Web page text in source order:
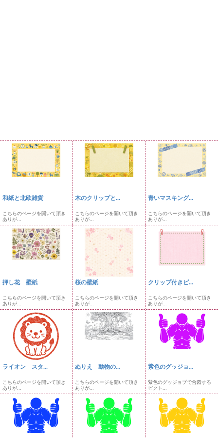
和紙と北欧雑貨
こちらのページを開いて頂き
ありが...
木のクリップと...
こちらのページを開いて頂き
ありが...
青いマスキング...
こちらのページを開いて頂き
ありが...
押し花 壁紙
こちらのページを開いて頂き
ありが...
桜の壁紙
こちらのページを開いて頂き
ありが...
クリップ付きピ...
こちらのページを開いて頂き
ありが...
ライオン スタ...
こちらのページを開いて頂き
ありが...
ぬりえ 動物の...
こちらのページを開いて頂き
ありが...
紫色のグッジョ...
紫色のグッジョブで合図する
ピクト...